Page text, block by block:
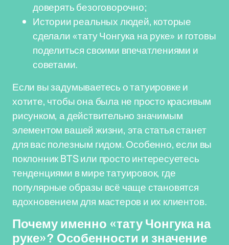
доверять безоговорочно;
Истории реальных людей, которые
сделали «тату Чонгука на руке» и готовы
поделиться своими впечатлениями и
советами.
Если вы задумываетесь о татуировке и
хотите, чтобы она была не просто красивым
рисунком, а действительно значимым
элементом вашей жизни, эта статья станет
для вас полезным гидом. Особенно, если вы
поклонник BTS или просто интересуетесь
тенденциями в мире татуировок, где
популярные образы всё чаще становятся
вдохновением для мастеров и их клиентов.
Почему именно «тату Чонгука на
руке»? Особенности и значение